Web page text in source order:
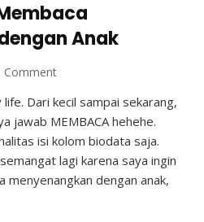
Anak
Commenton
Read!
Ayo
Membaca
Menyenangkan
dengan
Anak
Dari kecil sampai sekarang,
jawab MEMBACA hehehe.
isi kolom biodata saja.
lagi karena saya ingin
menyenangkan dengan anak,